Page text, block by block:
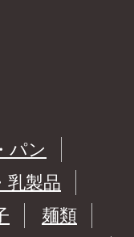
パン
乳製品
麺類